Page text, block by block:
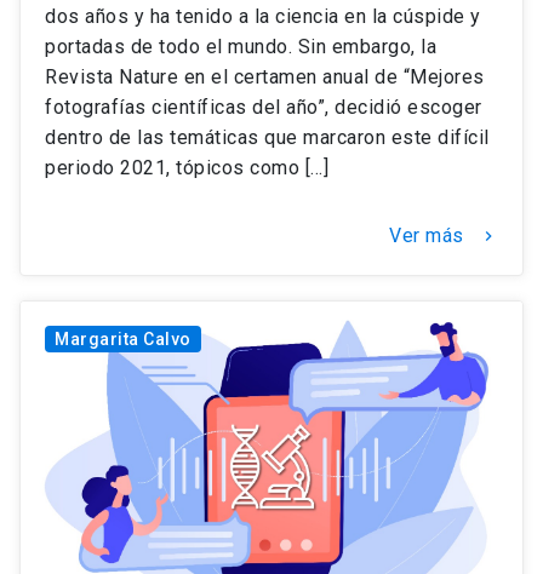
dos años y ha tenido a la ciencia en la cúspide y
portadas de todo el mundo. Sin embargo, la
Revista Nature en el certamen anual de “Mejores
fotografías científicas del año”, decidió escoger
dentro de las temáticas que marcaron este difícil
periodo 2021, tópicos como […]
Ver más keyboard_arrow_right
Margarita Calvo